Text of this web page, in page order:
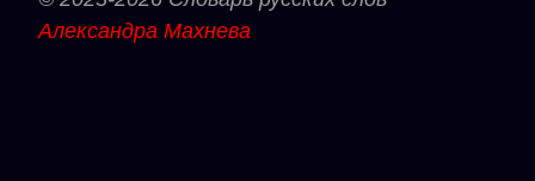
Александра Махнева